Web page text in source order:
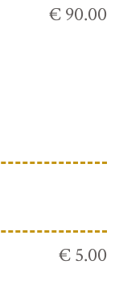
€ 90.00
€ 5.00